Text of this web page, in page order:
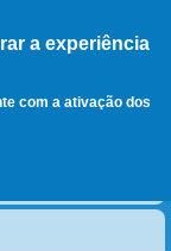
a experiência
com a ativação dos
, ir para a
principal